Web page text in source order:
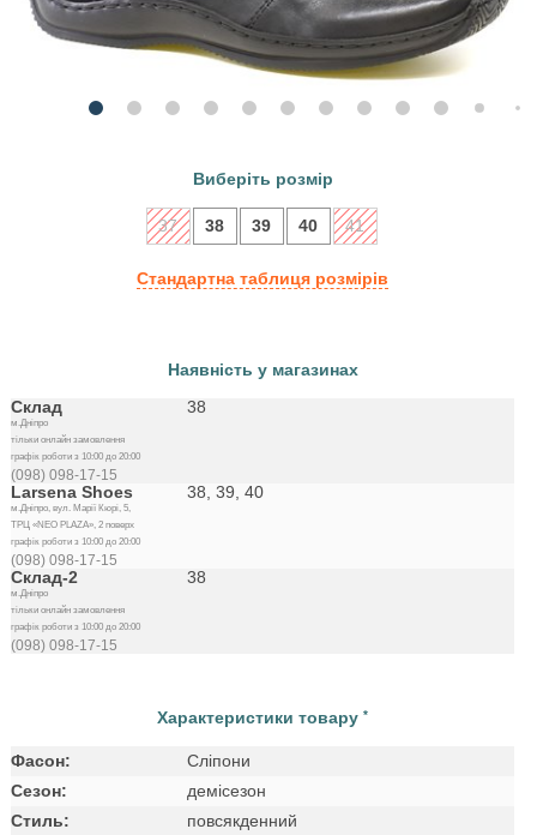
Виберіть розмір
37 38 39 40 41
Стандартна таблиця розмірів
Наявність у магазинах
Склад
м.Дніпро
тільки онлайн замовлення
графік роботи з 10:00 до 20:00
(098) 098-17-15
38
Larsena Shoes
м.Дніпро, вул. Марії Кюрі, 5,
ТРЦ «NEO PLAZA», 2 поверх
графік роботи з 10:00 до 20:00
(098) 098-17-15
38, 39, 40
Склад-2
м.Дніпро
тільки онлайн замовлення
графік роботи з 10:00 до 20:00
(098) 098-17-15
38
Характеристики товару *
Фасон:
Сліпони
Сезон:
демісезон
Стиль:
повсякденний